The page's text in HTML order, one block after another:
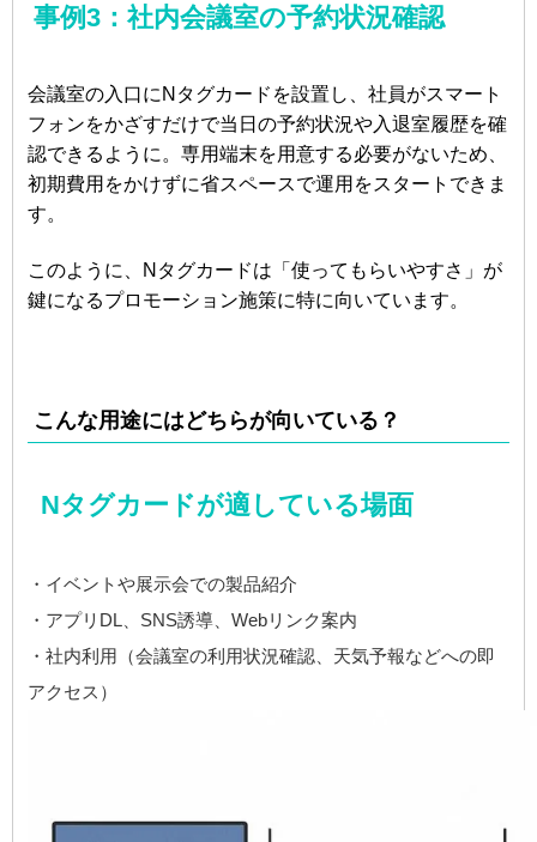
事例3：社内会議室の予約状況確認
会議室の入口にNタグカードを設置し、社員がスマート
フォンをかざすだけで当日の予約状況や入退室履歴を確
認できるように。専用端末を用意する必要がないため、
初期費用をかけずに省スペースで運用をスタートできま
す。
このように、Nタグカードは「使ってもらいやすさ」が
鍵になるプロモーション施策に特に向いています。
こんな用途にはどちらが向いている？
Nタグカードが適している場面
・イベントや展示会での製品紹介
・アプリDL、SNS誘導、Webリンク案内
・社内利用（会議室の利用状況確認、天気予報などへの即
アクセス）